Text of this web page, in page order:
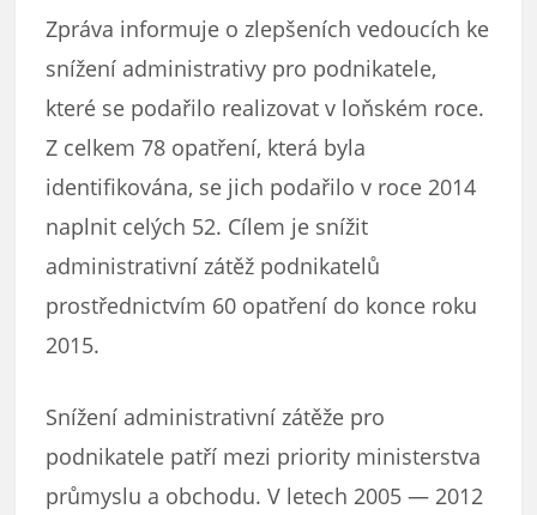
Zpráva informuje o zlepšeních vedoucích ke
snížení administrativy pro podnikatele,
které se podařilo realizovat v loňském roce.
Z celkem 78 opatření, která byla
identifikována, se jich podařilo v roce 2014
naplnit celých 52. Cílem je snížit
administrativní zátěž podnikatelů
prostřednictvím 60 opatření do konce roku
2015.
Snížení administrativní zátěže pro
podnikatele patří mezi priority ministerstva
průmyslu a obchodu. V letech 2005 — 2012